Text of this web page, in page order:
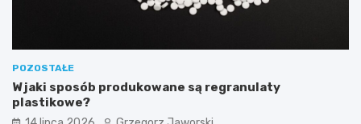
POZOSTAŁE
W jaki sposób produkowane są regranulaty
plastikowe?